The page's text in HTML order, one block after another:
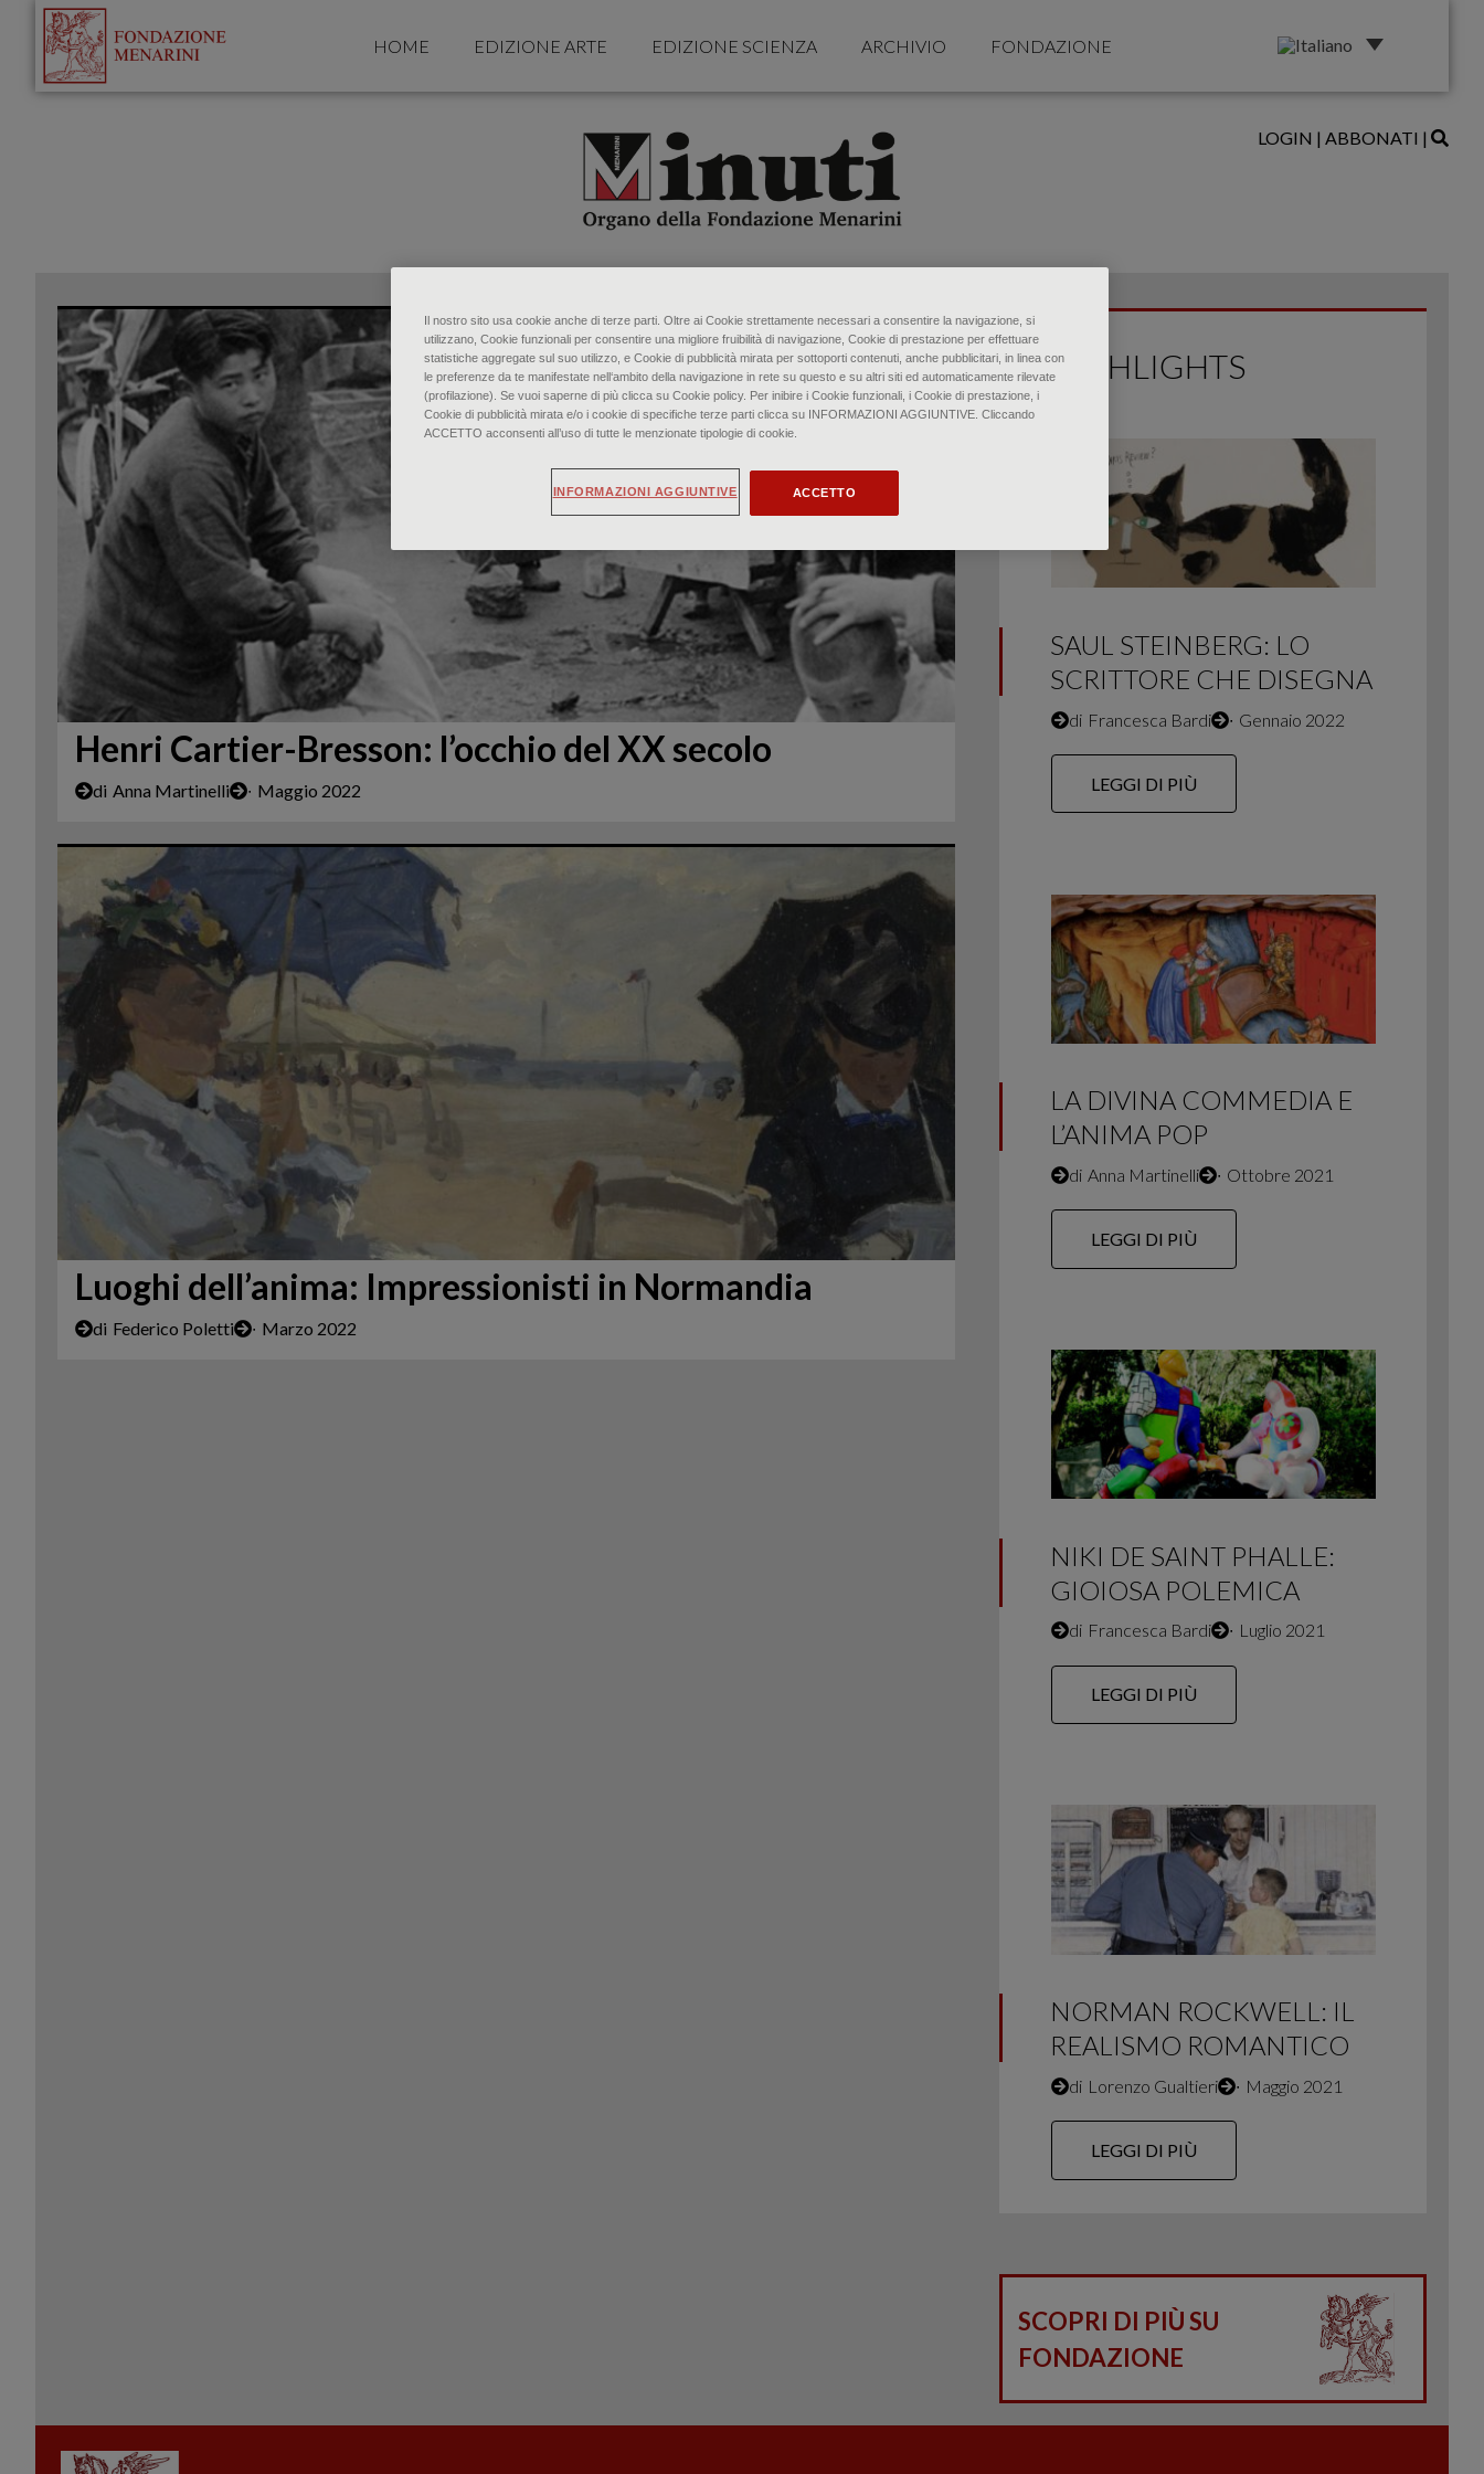
HOME EDIZIONE ARTE EDIZIONE SCIENZA ARCHIVIO FONDAZIONE
LOGIN | ABBONATI |
Henri Cartier-Bresson: l’occhio del XX secolo
di Anna Martinelli ∙ Maggio 2022
Luoghi dell’anima: Impressionisti in Normandia
di Federico Poletti ∙ Marzo 2022
HIGHLIGHTS
SAUL STEINBERG: LO
SCRITTORE CHE DISEGNA
di Francesca Bardi ∙ Gennaio 2022
LEGGI DI PIÙ
LA DIVINA COMMEDIA E
L’ANIMA POP
di Anna Martinelli ∙ Ottobre 2021
LEGGI DI PIÙ
NIKI DE SAINT PHALLE:
GIOIOSA POLEMICA
di Francesca Bardi ∙ Luglio 2021
LEGGI DI PIÙ
NORMAN ROCKWELL: IL
REALISMO ROMANTICO
di Lorenzo Gualtieri ∙ Maggio 2021
LEGGI DI PIÙ
SCOPRI DI PIÙ SU
FONDAZIONE
Il nostro sito usa cookie anche di terze parti. Oltre ai Cookie strettamente necessari a consentire la navigazione, si
utilizzano, Cookie funzionali per consentire una migliore fruibilità di navigazione, Cookie di prestazione per effettuare
statistiche aggregate sul suo utilizzo, e Cookie di pubblicità mirata per sottoporti contenuti, anche pubblicitari, in linea con
le preferenze da te manifestate nell‘ambito della navigazione in rete su questo e su altri siti ed automaticamente rilevate
(profilazione). Se vuoi saperne di più clicca su Cookie policy. Per inibire i Cookie funzionali, i Cookie di prestazione, i
Cookie di pubblicità mirata e/o i cookie di specifiche terze parti clicca su INFORMAZIONI AGGIUNTIVE. Cliccando
ACCETTO acconsenti all’uso di tutte le menzionate tipologie di cookie.
ACCETTO
INFORMAZIONI AGGIUNTIVE